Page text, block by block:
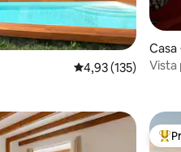
5, 147 avaliações
4,93 de uma
4,93 (135)
Casa
Vista